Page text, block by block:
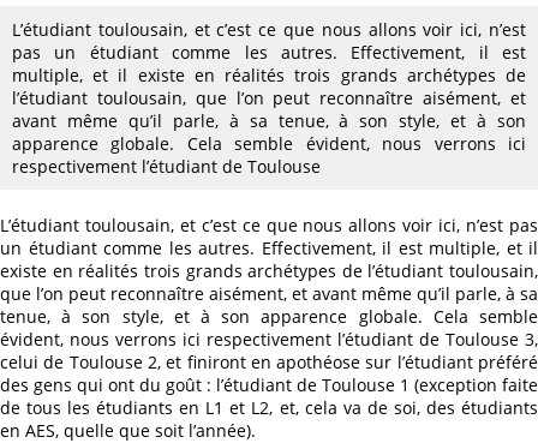
L’étudiant toulousain, et c’est ce que nous allons voir ici, n’est
pas un étudiant comme les autres. Effectivement, il est
multiple, et il existe en réalités trois grands archétypes de
l’étudiant toulousain, que l’on peut reconnaître aisément, et
avant même qu’il parle, à sa tenue, à son style, et à son
apparence globale. Cela semble évident, nous verrons ici
respectivement l’étudiant de Toulouse
L’étudiant toulousain, et c’est ce que nous allons voir ici, n’est pas
un étudiant comme les autres. Effectivement, il est multiple, et il
existe en réalités trois grands archétypes de l’étudiant toulousain,
que l’on peut reconnaître aisément, et avant même qu’il parle, à sa
tenue, à son style, et à son apparence globale. Cela semble
évident, nous verrons ici respectivement l’étudiant de Toulouse 3,
celui de Toulouse 2, et finiront en apothéose sur l’étudiant préféré
des gens qui ont du goût : l’étudiant de Toulouse 1 (exception faite
de tous les étudiants en L1 et L2, et, cela va de soi, des étudiants
en AES, quelle que soit l’année).